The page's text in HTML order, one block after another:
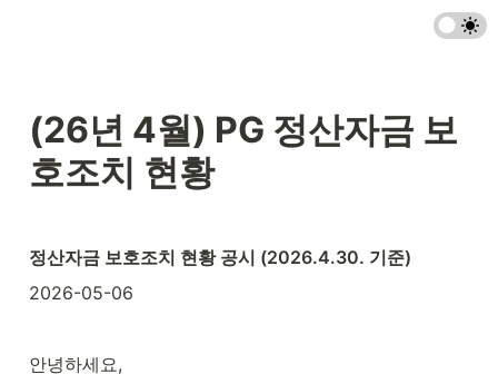
(26년 4월) PG 정산자금 보
호조치 현황
정산자금 보호조치 현황 공시 (2026.4.30. 기준)
2026-05-06
안녕하세요,